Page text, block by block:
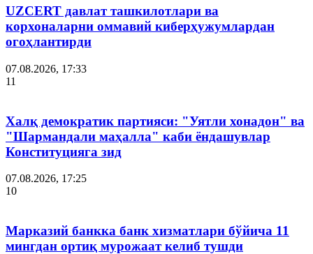
UZCERT давлат ташкилотлари ва
корхоналарни оммавий киберҳужумлардан
огоҳлантирди
07.08.2026, 17:33
11
Халқ демократик партияси: "Уятли хонадон" ва
"Шармандали маҳалла" каби ёндашувлар
Конституцияга зид
07.08.2026, 17:25
10
Марказий банкка банк хизматлари бўйича 11
мингдан ортиқ мурожаат келиб тушди